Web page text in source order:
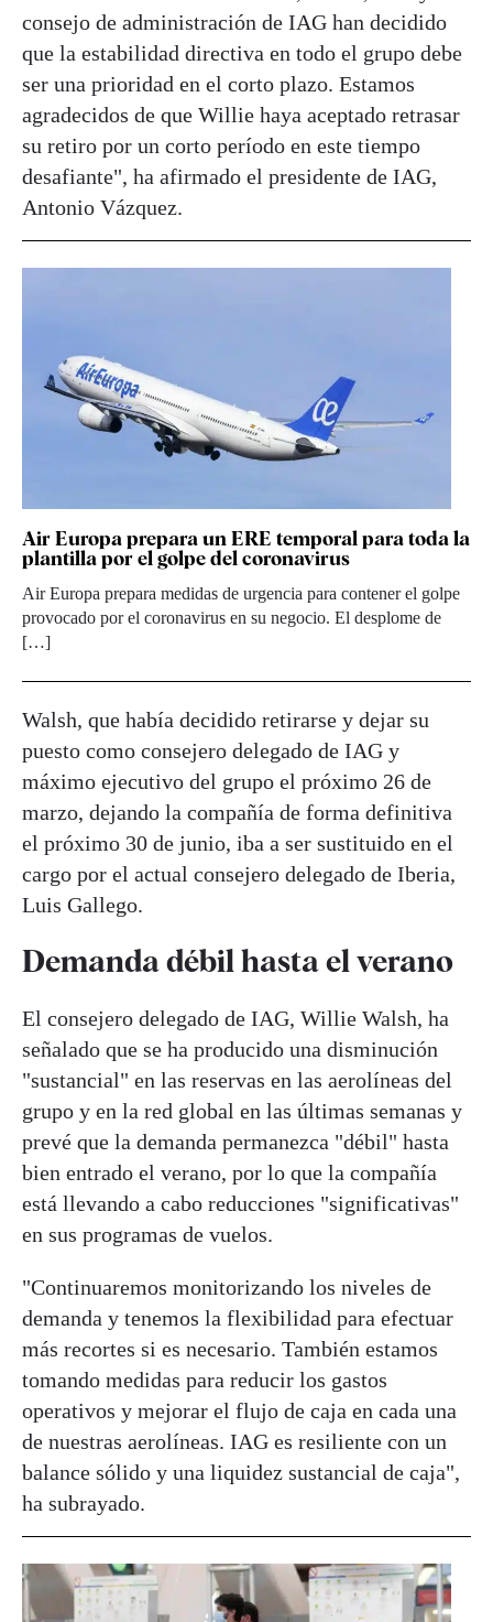
consejo de administración de IAG han decidido
que la estabilidad directiva en todo el grupo debe
ser una prioridad en el corto plazo. Estamos
agradecidos de que Willie haya aceptado retrasar
su retiro por un corto período en este tiempo
desafiante", ha afirmado el presidente de IAG,
Antonio Vázquez.
Air Europa prepara un ERE temporal para toda la
plantilla por el golpe del coronavirus
Air Europa prepara medidas de urgencia para contener el golpe
provocado por el coronavirus en su negocio. El desplome de
[…]
Walsh, que había decidido retirarse y dejar su
puesto como consejero delegado de IAG y
máximo ejecutivo del grupo el próximo 26 de
marzo, dejando la compañía de forma definitiva
el próximo 30 de junio, iba a ser sustituido en el
cargo por el actual consejero delegado de Iberia,
Luis Gallego.
Demanda débil hasta el verano
El consejero delegado de IAG, Willie Walsh, ha
señalado que se ha producido una disminución
"sustancial" en las reservas en las aerolíneas del
grupo y en la red global en las últimas semanas y
prevé que la demanda permanezca "débil" hasta
bien entrado el verano, por lo que la compañía
está llevando a cabo reducciones "significativas"
en sus programas de vuelos.
"Continuaremos monitorizando los niveles de
demanda y tenemos la flexibilidad para efectuar
más recortes si es necesario. También estamos
tomando medidas para reducir los gastos
operativos y mejorar el flujo de caja en cada una
de nuestras aerolíneas. IAG es resiliente con un
balance sólido y una liquidez sustancial de caja",
ha subrayado.